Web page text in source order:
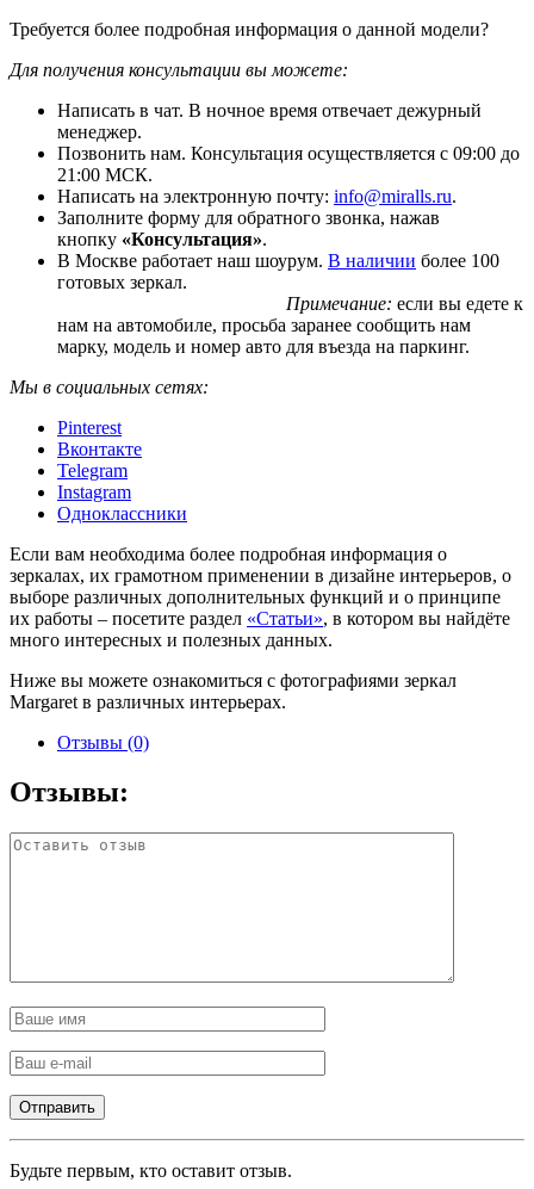
Требуется более подробная информация о данной модели?
Для получения консультации вы можете:
Написать в чат. В ночное время отвечает дежурный
менеджер.
Позвонить нам. Консультация осуществляется с 09:00 до
21:00 МСК.
Написать на электронную почту: info@miralls.ru.
Заполните форму для обратного звонка, нажав
кнопку «Консультация».
В Москве работает наш шоурум. В наличии более 100
готовых зеркал.
Примечание: если вы едете к
нам на автомобиле, просьба заранее сообщить нам
марку, модель и номер авто для въезда на паркинг.
Мы в социальных сетях:
Pinterest
Вконтакте
Telegram
Instagram
Одноклассники
Если вам необходима более подробная информация о
зеркалах, их грамотном применении в дизайне интерьеров, о
выборе различных дополнительных функций и о принципе
их работы – посетите раздел «Статьи», в котором вы найдёте
много интересных и полезных данных.
Ниже вы можете ознакомиться с фотографиями зеркал
Margaret в различных интерьерах.
Отзывы (0)
Отзывы:
Будьте первым, кто оставит отзыв.